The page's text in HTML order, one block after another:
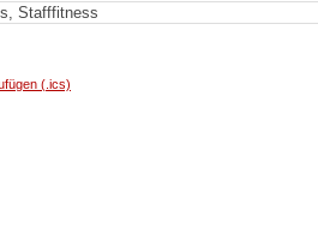
Stafffitness
(.ics)